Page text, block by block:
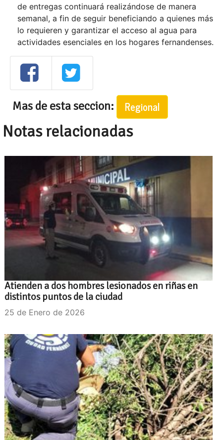
de entregas continuará realizándose de manera
semanal, a fin de seguir beneficiando a quienes más
lo requieren y garantizar el acceso al agua para
actividades esenciales en los hogares fernandenses.
Mas de esta seccion: Regional
Notas relacionadas
Atienden a dos hombres lesionados en riñas en
distintos puntos de la ciudad
25 de Enero de 2026